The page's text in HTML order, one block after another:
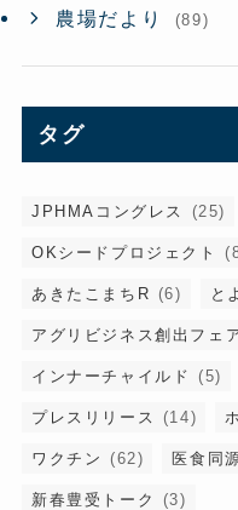
農場だより (89)
タグ
JPHMAコングレス (25)
OKシードプロジェクト
あきたこまちR (6) と
アグリビジネス創出フェ
インナーチャイルド (5)
プレスリリース (14)
ワクチン (62) 医食同
新春豊受トーク (3)